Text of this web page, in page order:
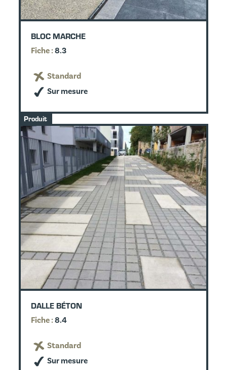
BLOC MARCHE
Fiche :8.3
Standard
Sur mesure
Produit
DALLE BÉTON
Fiche :8.4
Standard
Sur mesure